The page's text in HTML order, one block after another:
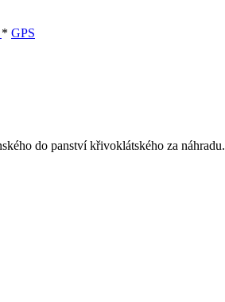
* GPS
do panství křivoklátského za náhradu.